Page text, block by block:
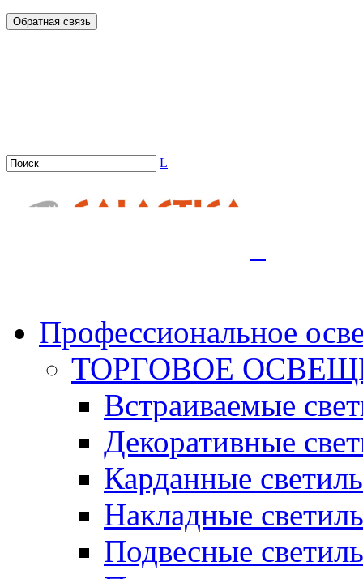
Обратная связь
L
Профессиональное
ТОРГОВОЕ
Встраиваемые
Декоративные
Карданные
Накладные
Подвесные